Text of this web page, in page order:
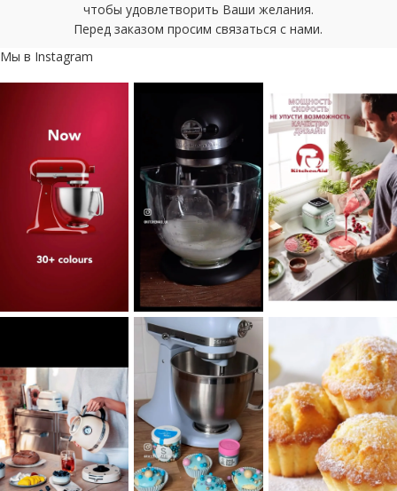
чтобы удовлетворить Ваши желания.
Перед заказом просим связаться с нами.
Мы в Instagram